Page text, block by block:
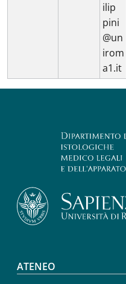
ilip
pini
@un
irom
a1.it
Footer
ATENEO